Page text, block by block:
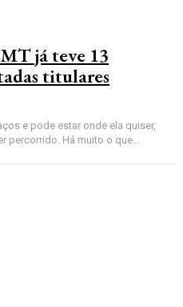
já teve 13
titulares
e pode estar onde ela quiser,
percorrido. Há muito o que...